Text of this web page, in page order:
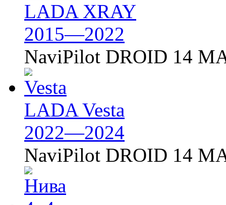
LADA XRAY
2015—2022
NaviPilot DROID 14
LADA Vesta
2022—2024
NaviPilot DROID 14